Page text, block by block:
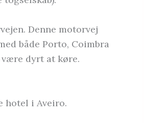
Denne motorvej
både Porto, Coimbra
være dyrt at køre.
hotel i Aveiro.